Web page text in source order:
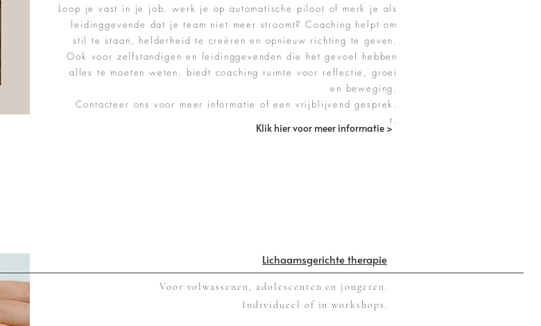
Loop je vast in je job, werk je op automatische piloot of merk je als
leidinggevende dat je team niet meer stroomt? Coaching helpt om
stil te staan, helderheid te creëren en opnieuw richting te geven.
Ook voor zelfstandigen en leidinggevenden die het gevoel hebben
alles te moeten weten, biedt coaching ruimte voor reflectie, groei
en beweging.
Contacteer ons voor meer informatie of een vrijblijvend gesprek.
t.
Klik hier voor meer informatie >
Lichaamsgerichte therapie
Voor volwassenen, adolescenten en jongeren.
Individueel of in workshops.